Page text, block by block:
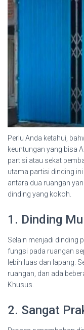
Perlu Anda ketahui,
keuntungan yang bisa
partisi atau sekat
utama partisi dinding
antara dua ruangan
dinding yang kokoh.
1. Dinding
Selain menjadi dinding
fungsi pada ruangan
lebih luas dan lapang.
ruangan, dan ada
Khusus.
2. Sangat